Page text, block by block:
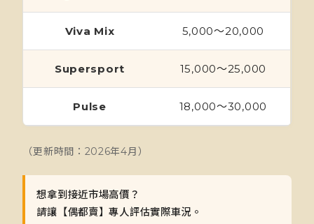
Viva Mix 5,000～20,000
Supersport 15,000～25,000
Pulse 18,000～30,000
（更新時間：2026年4月）
想拿到接近市場高價？
請讓【偶都賣】專人評估實際車況。